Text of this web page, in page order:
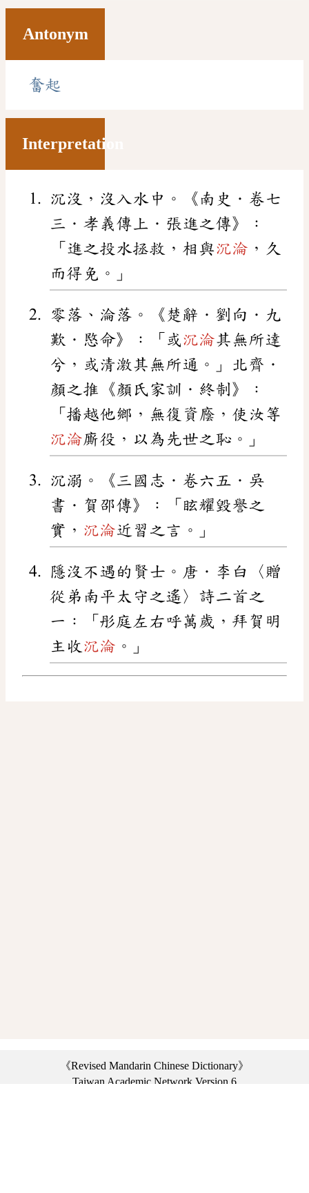
Antonym
奮起
Interpretation
沉沒，沒入水中。《南史．卷七
三．孝義傳上．張進之傳》：
「進之投水拯救，相與沉淪 ，久
而得免。」
零落、淪落。《楚辭．劉向．九
歎．愍命》：「或沉淪其無所達
兮，或清激其無所通。」北齊．
顏之推《顏氏家訓．終制》：
「播越他鄉，無復資廕，使汝等
沉淪廝役，以為先世之恥。」
沉溺。《三國志．卷六五．吳
書．賀邵傳》：「眩耀毀譽之
實， 沉淪近習之言。」
隱沒不遇的賢士。唐．李白〈贈
從弟南平太守之遙〉詩二首之
一：「彤庭左右呼萬歲，拜賀明
主收 沉淪 。」
《Revised Mandarin Chinese Dictionary》
Taiwan Academic Network Version 6